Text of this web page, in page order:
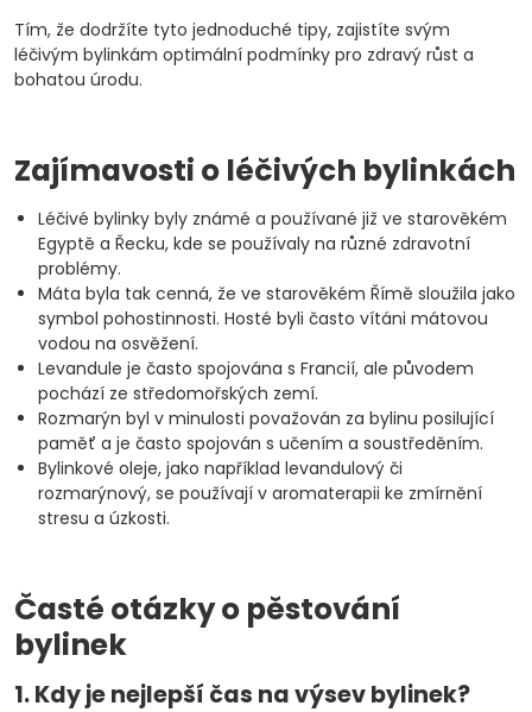
Tím, že dodržíte tyto jednoduché tipy, zajistíte svým
léčivým bylinkám optimální podmínky pro zdravý růst a
bohatou úrodu.
Zajímavosti o léčivých bylinkách
Léčivé bylinky byly známé a používané již ve starověkém
Egyptě a Řecku, kde se používaly na různé zdravotní
problémy.
Máta byla tak cenná, že ve starověkém Římě sloužila jako
symbol pohostinnosti. Hosté byli často vítáni mátovou
vodou na osvěžení.
Levandule je často spojována s Francií, ale původem
pochází ze středomořských zemí.
Rozmarýn byl v minulosti považován za bylinu posilující
paměť a je často spojován s učením a soustředěním.
Bylinkové oleje, jako například levandulový či
rozmarýnový, se používají v aromaterapii ke zmírnění
stresu a úzkosti.
Časté otázky o pěstování
bylinek
1. Kdy je nejlepší čas na výsev bylinek?